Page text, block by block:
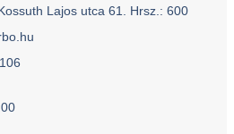
Lajos utca 61. Hrsz.: 600